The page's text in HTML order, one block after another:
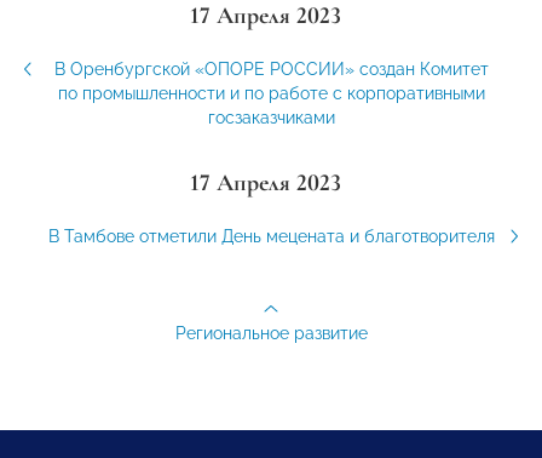
17 Апреля 2023
В Оренбургской «ОПОРЕ РОССИИ» создан Комитет
по промышленности и по работе с корпоративными
госзаказчиками
17 Апреля 2023
В Тамбове отметили День мецената и благотворителя
Региональное развитие